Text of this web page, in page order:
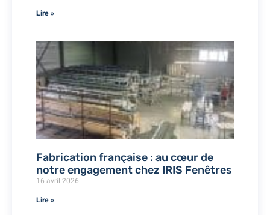
Lire »
Fabrication française : au cœur de
notre engagement chez IRIS Fenêtres
16 avril 2026
Lire »